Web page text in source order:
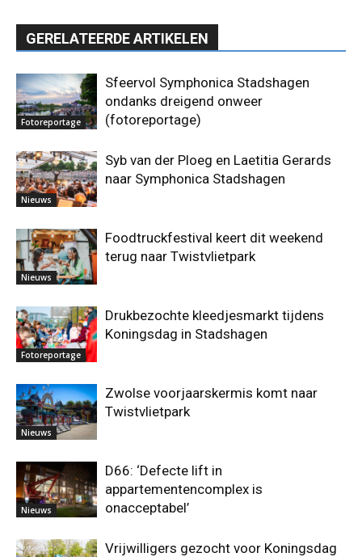
GERELATEERDE ARTIKELEN
Fotoreportage
Sfeervol Symphonica Stadshagen
ondanks dreigend onweer
(fotoreportage)
Nieuws
Syb van der Ploeg en Laetitia Gerards
naar Symphonica Stadshagen
Nieuws
Foodtruckfestival keert dit weekend
terug naar Twistvlietpark
Fotoreportage
Drukbezochte kleedjesmarkt tijdens
Koningsdag in Stadshagen
Nieuws
Zwolse voorjaarskermis komt naar
Twistvlietpark
Nieuws
D66: ‘Defecte lift in
appartementencomplex is
onacceptabel’
Vrijwilligers gezocht voor Koningsdag